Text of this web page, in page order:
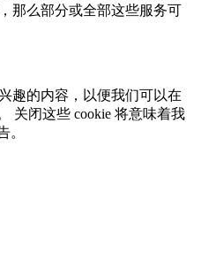
那么部分或全部这些服务可
趣的内容，以便我们可以在
关闭这些 cookie 将意味着我
。